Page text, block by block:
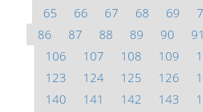
65
66 67 68 69
86
87 88 89 90 91
106
107 108 109
123
124 125 126
140
141 142 143